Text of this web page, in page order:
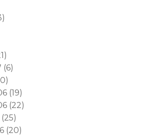
(6)
(19)
(22)
(20)